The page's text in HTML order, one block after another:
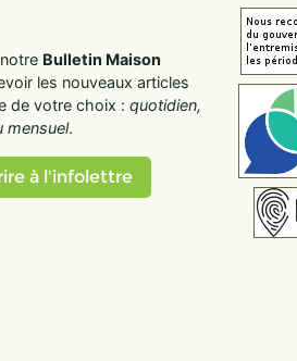
Bulletin Maison
les nouveaux articles
de votre choix : quotidien,
mensuel.
à l'infolettre